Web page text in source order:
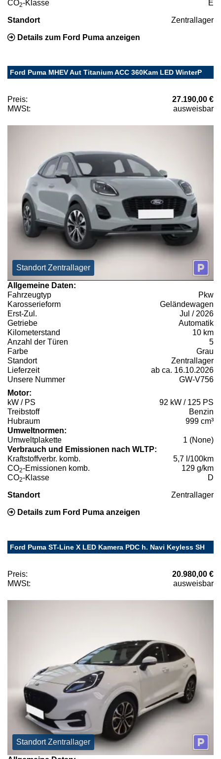
CO2-Klasse E
Standort Zentrallager
Details zum Ford Puma anzeigen
Ford Puma MHEV Aut Titanium ACC 360Kam LED WinterP
Preis:
27.190,00 €
MWSt:
ausweisbar
Standort Zentrallager
Allgemeine Daten:
Fahrzeugtyp
Pkw
Karosserieform
Geländewagen
Erst-Zul.
Jul / 2026
Getriebe
Automatik
Kilometerstand
10 km
Anzahl der Türen
5
Farbe
Grau
Standort
Zentrallager
Lieferzeit
ab ca. 16.10.2026
Unsere Nummer
GW-V756
Motor:
kW / PS
92 kW / 125 PS
Treibstoff
Benzin
Hubraum
999 cm³
Umweltnormen:
Umweltplakette
1 (None)
Verbrauch und Emissionen nach WLTP:
Kraftstoffverbr. komb.
5,7 l/100km
CO2-Emissionen komb.
129 g/km
CO2-Klasse D
Standort Zentrallager
Details zum Ford Puma anzeigen
Ford Puma ST-Line X LED Kamera PDC h. Navi Keyless SH
Preis:
20.980,00 €
MWSt:
ausweisbar
Standort Zentrallager